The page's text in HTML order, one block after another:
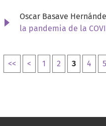
Oscar Basave
la pandemia de la
<< < 1 2 3 4 5